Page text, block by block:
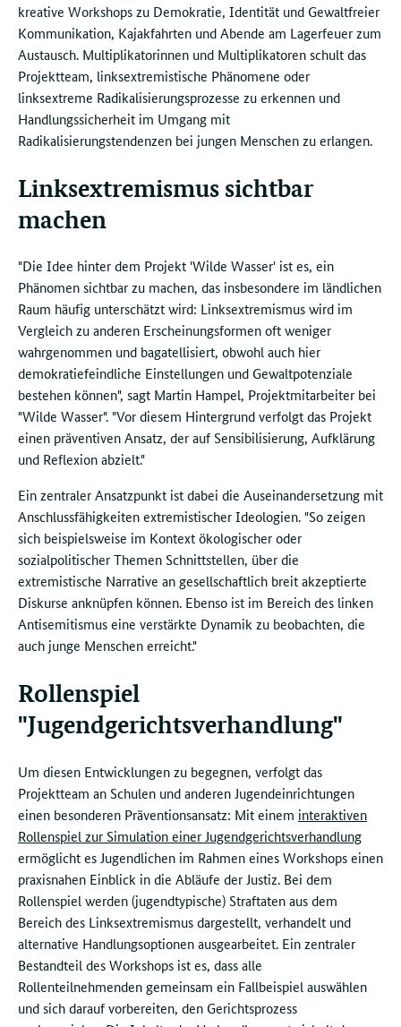
kreative Workshops zu Demokratie, Identität und Gewaltfreier
Kommunikation, Kajakfahrten und Abende am Lagerfeuer zum
Austausch. Multiplikatorinnen und Multiplikatoren schult das
Projektteam, linksextremistische Phänomene oder
linksextreme Radikalisierungsprozesse zu erkennen und
Handlungssicherheit im Umgang mit
Radikalisierungstendenzen bei jungen Menschen zu erlangen.
Linksextremismus sichtbar
machen
"Die Idee hinter dem Projekt 'Wilde Wasser' ist es, ein
Phänomen sichtbar zu machen, das insbesondere im ländlichen
Raum häufig unterschätzt wird: Linksextremismus wird im
Vergleich zu anderen Erscheinungsformen oft weniger
wahrgenommen und bagatellisiert, obwohl auch hier
demokratiefeindliche Einstellungen und Gewaltpotenziale
bestehen können", sagt Martin Hampel, Projektmitarbeiter bei
"Wilde Wasser". "Vor diesem Hintergrund verfolgt das Projekt
einen präventiven Ansatz, der auf Sensibilisierung, Aufklärung
und Reflexion abzielt."
Ein zentraler Ansatzpunkt ist dabei die Auseinandersetzung mit
Anschlussfähigkeiten extremistischer Ideologien. "So zeigen
sich beispielsweise im Kontext ökologischer oder
sozialpolitischer Themen Schnittstellen, über die
extremistische Narrative an gesellschaftlich breit akzeptierte
Diskurse anknüpfen können. Ebenso ist im Bereich des linken
Antisemitismus eine verstärkte Dynamik zu beobachten, die
auch junge Menschen erreicht."
Rollenspiel
"Jugendgerichtsverhandlung"
Um diesen Entwicklungen zu begegnen, verfolgt das
Projektteam an Schulen und anderen Jugendeinrichtungen
einen besonderen Präventionsansatz: Mit einem interaktiven
Rollenspiel zur Simulation einer Jugendgerichtsverhandlung
ermöglicht es Jugendlichen im Rahmen eines Workshops einen
praxisnahen Einblick in die Abläufe der Justiz. Bei dem
Rollenspiel werden (jugendtypische) Straftaten aus dem
Bereich des Linksextremismus dargestellt, verhandelt und
alternative Handlungsoptionen ausgearbeitet. Ein zentraler
Bestandteil des Workshops ist es, dass alle
Rollenteilnehmenden gemeinsam ein Fallbeispiel auswählen
und sich darauf vorbereiten, den Gerichtsprozess